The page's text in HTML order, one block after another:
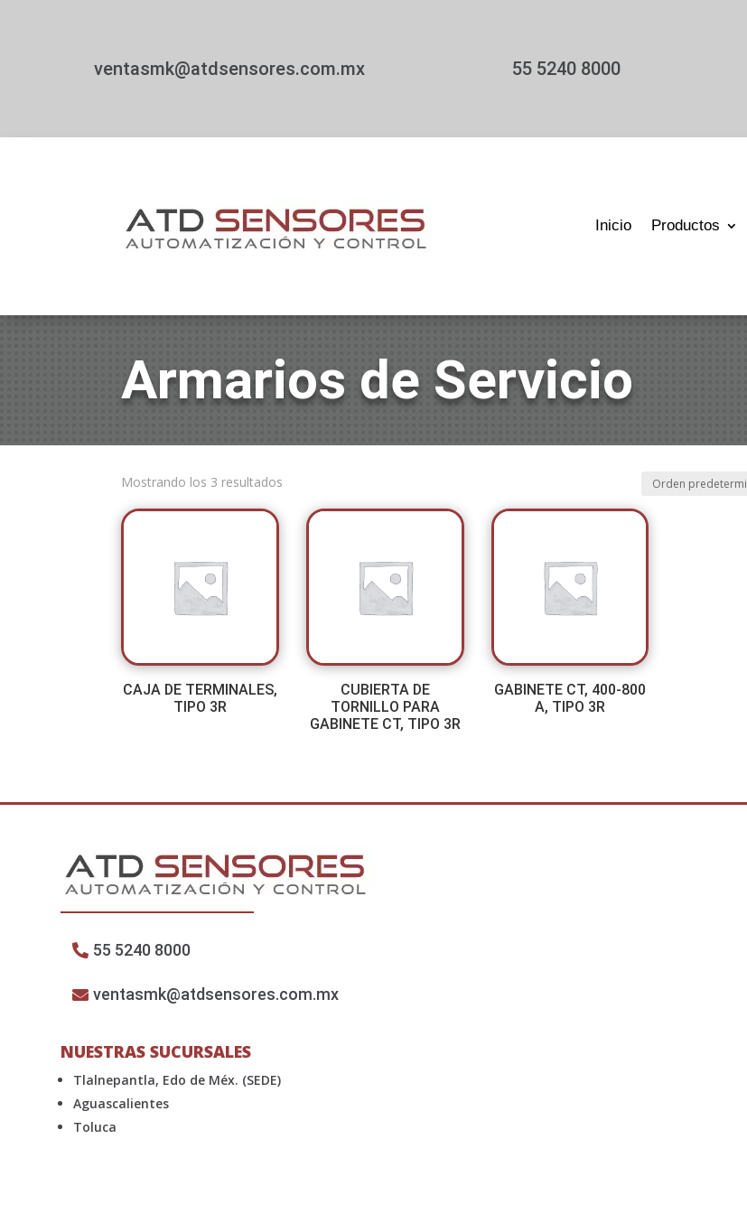
ventasmk@atdsensores.com.mx 55 5240 8000
Inicio Productos
Armarios de Servicio
Mostrando los 3 resultados
CAJA DE TERMINALES,
TIPO 3R
CUBIERTA DE
TORNILLO PARA
GABINETE CT, TIPO 3R
GABINETE CT, 400-800
A, TIPO 3R
55 5240 8000
ventasmk@atdsensores.com.mx
NUESTRAS SUCURSALES
Tlalnepantla, Edo de Méx. (SEDE)
Aguascalientes
Toluca